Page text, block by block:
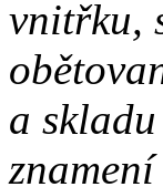
vnitřku,
a